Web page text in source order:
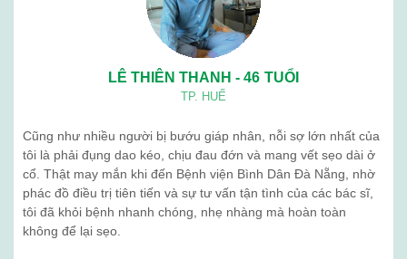
LÊ THIÊN THANH - 46 TUỔI
TP. HUẾ
Cũng như nhiều người bị bướu giáp nhân, nỗi sợ lớn nhất của
tôi là phải đụng dao kéo, chịu đau đớn và mang vết sẹo dài ở
cổ. Thật may mắn khi đến Bệnh viện Bình Dân Đà Nẵng, nhờ
phác đồ điều trị tiên tiến và sự tư vấn tận tình của các bác sĩ,
tôi đã khỏi bệnh nhanh chóng, nhẹ nhàng mà hoàn toàn
không để lại sẹo.